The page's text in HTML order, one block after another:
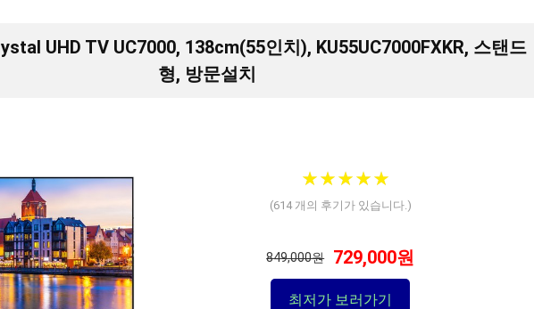
UHD TV UC7000, 138cm(55인치), KU55UC7000FXKR, 스탠드
형, 방문설치
★★★★★
★★★★★
(614개의 후기가 있습니다.)
849,000원 729,000원
최저가 보러가기